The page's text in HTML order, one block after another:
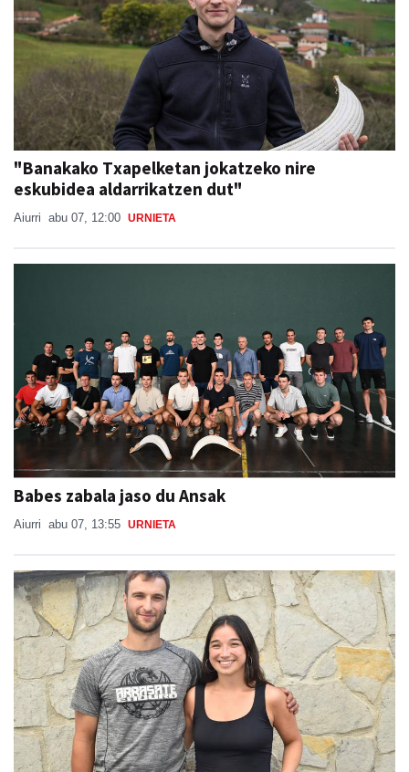
"Banakako Txapelketan jokatzeko nire
eskubidea aldarrikatzen dut"
Aiurri abu 07, 12:00 URNIETA
Babes zabala jaso du Ansak
Aiurri abu 07, 13:55 URNIETA